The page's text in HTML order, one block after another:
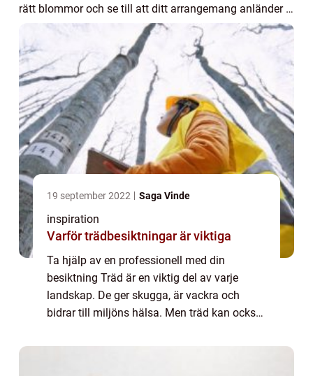
rätt blommor och se till att ditt arrangemang anländer i
tid. Jämför priser Hur man...
19 september 2022 Saga Vinde
inspiration
Varför trädbesiktningar är viktiga
Ta hjälp av en professionell med din
besiktning Träd är en viktig del av varje
landskap. De ger skugga, är vackra och
bidrar till miljöns hälsa. Men träd kan också
om de inte underhålls väl. Därför är det